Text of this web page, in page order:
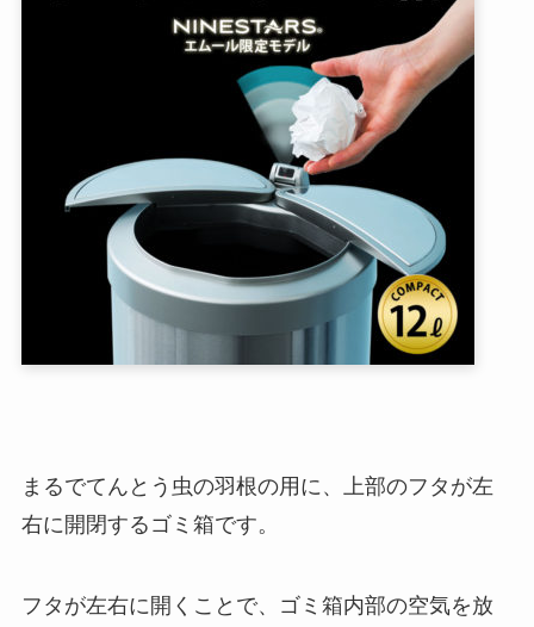
まるでてんとう虫の羽根の用に、上部のフタが左
右に開閉するゴミ箱です。
フタが左右に開くことで、ゴミ箱内部の空気を放